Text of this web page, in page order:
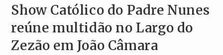
Show Católico do Padre Nunes
reúne multidão no Largo do
Zezão em João Câmara